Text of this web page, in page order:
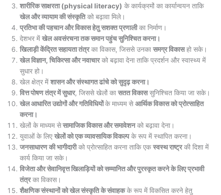
शारीरिक साक्षरता (physical literacy) के कार्यक्रमों का कार्यान्वयन ताकि
खेल और व्यायाम की संस्कृतिको बढ़ावा मिले।
प्रतिभा की पहचान और विकास हेतु सशक्त प्रणालीका निर्माण।
देशभर मेंखेल अवसंरचना तक समान पहुंच सुनिश्चित करना।
खिलाड़ी केंद्रित सहायता तंत्रका विकास, जिससे उनका समग्र विकासहो सके।
खेल विज्ञान, चिकित्सा और नवाचारको बढ़ावा देना ताकि प्रदर्शन और स्वास्थ्य में
सुधार हो।
खेल क्षेत्र मेंशासन और संस्थागत ढांचे को सुदृढ़ करना।
वित्त पोषण तंत्र में सुधार, जिससे खेलों का सतत विकाससुनिश्चित किया जा सके।
खेल आधारित उद्योगों और गतिविधियोंके माध्यम सेआर्थिक विकास को प्रोत्साहित
करना।
खेलों के माध्यम सेसामाजिक विकास और समावेशनको बढ़ावा देना।
युवाओं के लिए खेलों को एक व्यावसायिक विकल्पके रूप में स्थापित करना।
जनसाधारण की भागीदारीको प्रोत्साहित करना ताकि एकस्वस्थ राष्ट्रकी दिशा में
कार्य किया जा सके।
विजेता और सेवानिवृत्त खिलाड़ियों को सम्मानित और पुरस्कृत करने के लिए प्रभावी
तंत्रका विकास।
शैक्षणिक संस्थानों को खेल संस्कृति के संवाहकके रूप में विकसित करने हेतु